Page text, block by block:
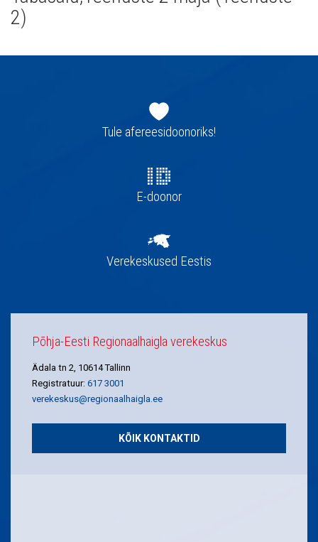
2)
navigatsioonTule afereesidoonoriks!
E-doonor
Verekeskused Eestis
Põhja-Eesti Regionaalhaigla verekeskus
Ädala tn 2, 10614 Tallinn
Registratuur: 617 3001
verekeskus@regionaalhaigla.ee
KÕIK KONTAKTID